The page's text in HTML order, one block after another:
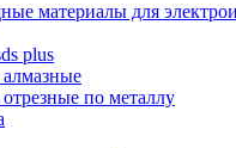
материалы для
plus
по металлу